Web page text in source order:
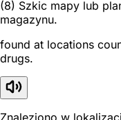
(8) Szkic mapy lub
magazynu.
found at locations
drugs.